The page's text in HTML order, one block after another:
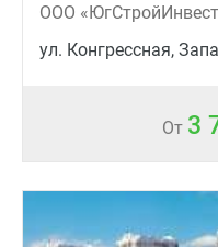
ООО
ул. Конгрессная,
От 3